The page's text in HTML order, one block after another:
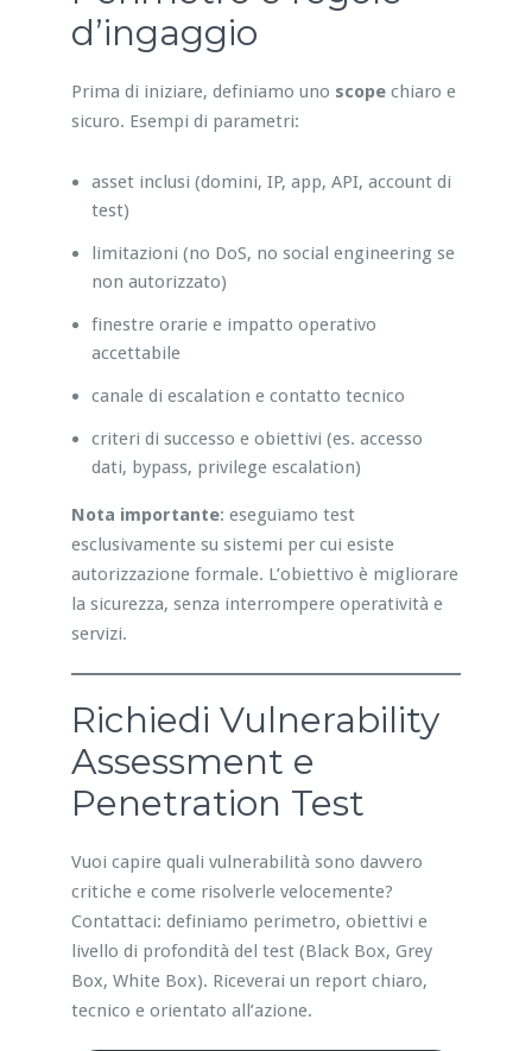
d’ingaggio
Prima di iniziare, definiamo uno scopechiaro e
sicuro. Esempi di parametri:
asset inclusi (domini, IP, app, API, account di
test)
limitazioni (no DoS, no social engineering se
non autorizzato)
finestre orarie e impatto operativo
accettabile
canale di escalation e contatto tecnico
criteri di successo e obiettivi (es. accesso
dati, bypass, privilege escalation)
Nota importante: eseguiamo test
esclusivamente su sistemi per cui esiste
autorizzazione formale. L’obiettivo è migliorare
la sicurezza, senza interrompere operatività e
servizi.
Richiedi Vulnerability
Assessment e
Penetration Test
Vuoi capire quali vulnerabilità sono davvero
critiche e come risolverle velocemente?
Contattaci: definiamo perimetro, obiettivi e
livello di profondità del test (Black Box, Grey
Box, White Box). Riceverai un report chiaro,
tecnico e orientato all’azione.